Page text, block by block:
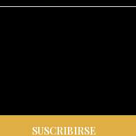
SUSCRIBIRSE